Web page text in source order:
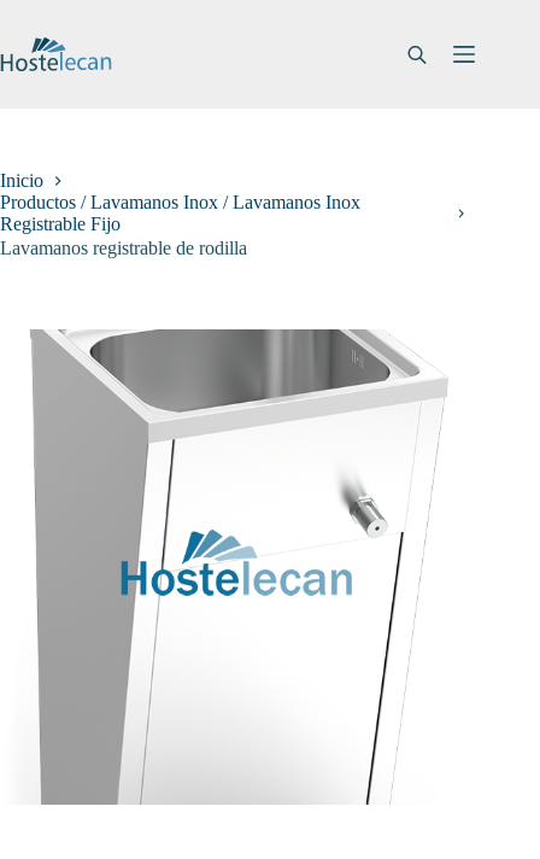
contenido
Inicio
Productos / Lavamanos Inox / Lavamanos Inox
Registrable Fijo
Lavamanos registrable de rodilla